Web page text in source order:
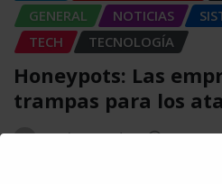
GENERAL
NOTICIAS
TECH
TECNOLOGÍA
Honeypots: Las
trampas para los
Carlos Conde Ago 5,